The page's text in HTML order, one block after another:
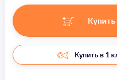
Купить
Купить в 1